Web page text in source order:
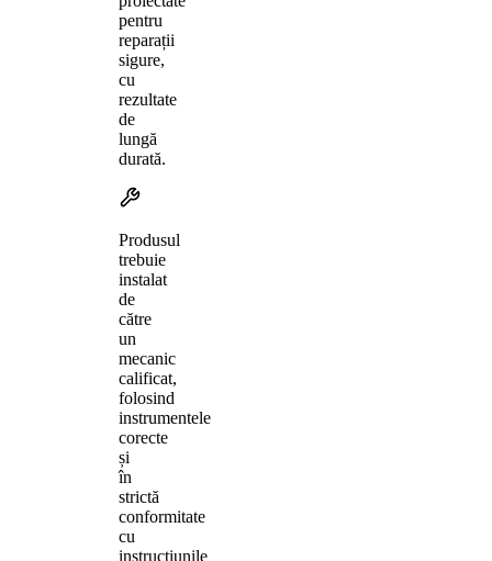
pentru
reparații
sigure,
cu
rezultate
de
lungă
durată.
Produsul
trebuie
instalat
de
către
un
mecanic
calificat,
folosind
instrumentele
corecte
și
în
strictă
conformitate
cu
instrucțiunile